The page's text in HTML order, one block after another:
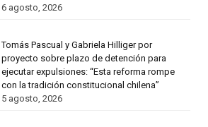
6 agosto, 2026
Tomás Pascual y Gabriela Hilliger por
proyecto sobre plazo de detención para
ejecutar expulsiones: “Esta reforma rompe
con la tradición constitucional chilena”
5 agosto, 2026